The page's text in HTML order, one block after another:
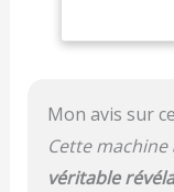
Mon avis sur
Cette machine
véritable